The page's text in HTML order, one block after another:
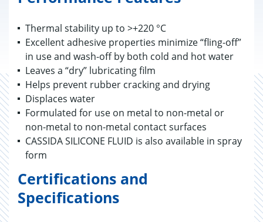
Thermal stability up to >+220 °C
Excellent adhesive properties minimize “fling-off”
in use and wash-off by both cold and hot water
Leaves a “dry” lubricating film
Helps prevent rubber cracking and drying
Displaces water
Formulated for use on metal to non-metal or
non-metal to non-metal contact surfaces
CASSIDA SILICONE FLUID is also available in spray
form
Certifications and
Specifications